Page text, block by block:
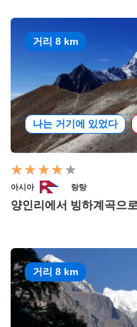
거리 8 km
나는 거기에 있었다
아시아 랑탕
양인리에서 빙하계곡으
거리 8 km